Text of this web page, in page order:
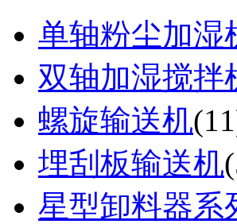
单轴粉尘加湿
双轴加湿搅拌
螺旋输送机(11
埋刮板输送机(
星型卸料器系